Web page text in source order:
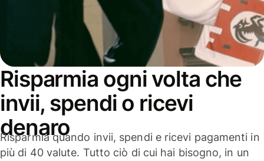
Risparmia ogni volta che
invii, spendi o ricevi
denaro
Risparmia quando invii, spendi e ricevi pagamenti in
più di 40 valute. Tutto ciò di cui hai bisogno, in un